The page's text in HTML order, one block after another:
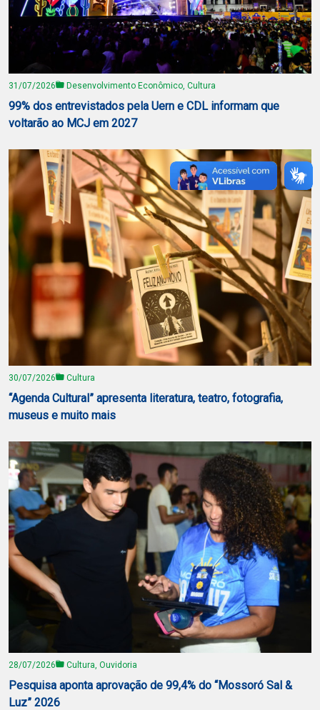
31/07/2026 Desenvolvimento Econômico, Cultura
99% dos entrevistados pela Uern e CDL informam que
voltarão ao MCJ em 2027
30/07/2026 Cultura
“Agenda Cultural” apresenta literatura, teatro, fotografia,
museus e muito mais
28/07/2026 Cultura, Ouvidoria
Pesquisa aponta aprovação de 99,4% do “Mossoró Sal &
Luz” 2026